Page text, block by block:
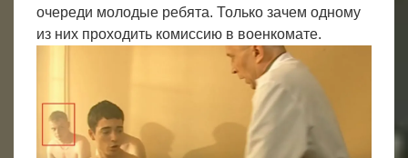
очереди молодые ребята. Только зачем одному
из них проходить комиссию в военкомате.